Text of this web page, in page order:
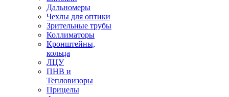
Дальномеры
Чехлы для оптики
Зрительные трубы
Коллиматоры
Кронштейны,
кольца
ЛЦУ
ПНВ и
Тепловизоры
Прицелы